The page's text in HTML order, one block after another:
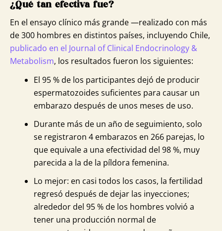
¿Qué tan efectiva fue?
En el ensayo clínico más grande —realizado con más
de 300 hombres en distintos países, incluyendo Chile,
publicado en el Journal of Clinical Endocrinology &
Metabolism, los resultados fueron los siguientes:
El 95 % de los participantes dejó de producir
espermatozoides suficientes para causar un
embarazo después de unos meses de uso.
Durante más de un año de seguimiento, solo
se registraron 4 embarazos en 266 parejas, lo
que equivale a una efectividad del 98 %, muy
parecida a la de la píldora femenina.
Lo mejor: en casi todos los casos, la fertilidad
regresó después de dejar las inyecciones;
alrededor del 95 % de los hombres volvió a
tener una producción normal de